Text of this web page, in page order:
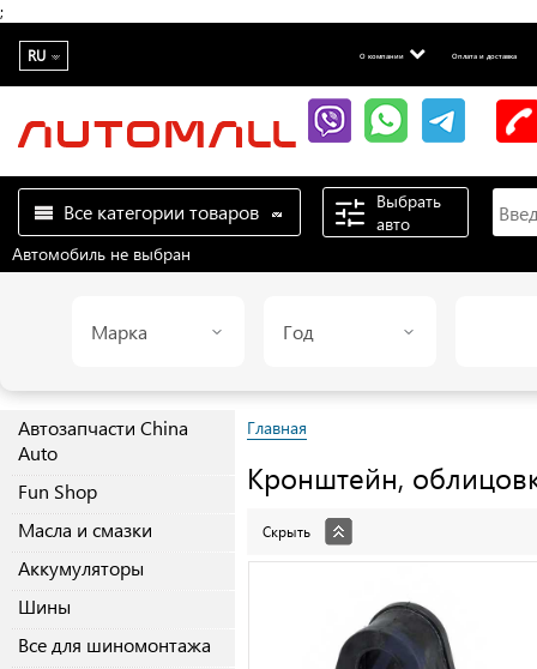
;
RU О компании Оплата и доставка
Все категории товаров
Выбрать
авто
Автомобиль не выбран
Марка Год
Автозапчасти China
Auto
Fun Shop
Масла и смазки
Аккумуляторы
Шины
Все для шиномонтажа
Главная
Кронштейн,
Скрыть